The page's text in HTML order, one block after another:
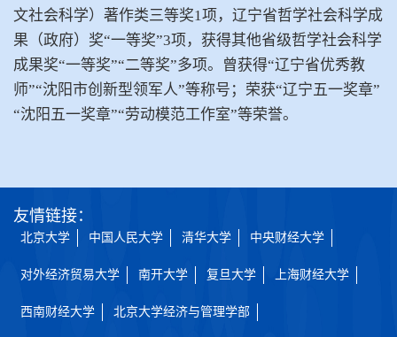
文社会科学）著作类三等奖1项，辽宁省哲学社会科学成
果（政府）奖“一等奖”3项，获得其他省级哲学社会科学
成果奖“一等奖”“二等奖”多项。曾获得“辽宁省优秀教
师”“沈阳市创新型领军人”等称号；荣获“辽宁五一奖章”
“沈阳五一奖章”“劳动模范工作室”等荣誉。
友情链接：
北京大学 中国人民大学 清华大学 中央财经大学
对外经济贸易大学 南开大学 复旦大学 上海财经大学
西南财经大学 北京大学经济与管理学部